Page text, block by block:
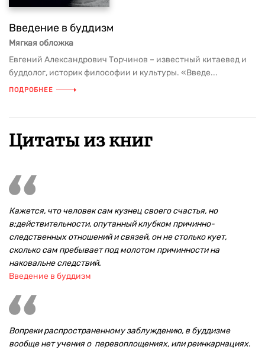
Введение в буддизм
Мягкая обложка
Евгений Александрович Торчинов – известный китаевед и
буддолог, историк философии и культуры. «Введе...
ПОДРОБНЕЕ
Цитаты из книг
Кажется, что человек сам кузнец своего счастья, но
в;действительности, опутанный клубком причинно-
следственных отношений и связей, он не столько кует,
сколько сам пребывает под молотом причинности на
наковальне следствий.
Введение в буддизм
Вопреки распространенному заблуждению, в буддизме
вообще нет учения о перевоплощениях, или реинкарнациях.